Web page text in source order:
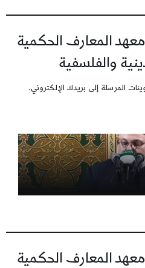
المعارف الحكمية
والفلسفية
المرسلة إلى بريدك الإلكتروني.
المعارف الحكمية